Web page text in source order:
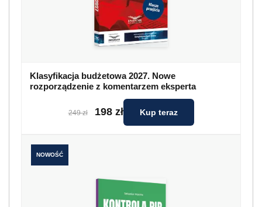
Klasyfikacja budżetowa 2027. Nowe
rozporządzenie z komentarzem eksperta
249 zł 198 zł Kup teraz
NOWOŚĆ